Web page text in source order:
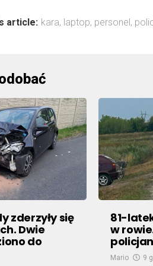
article: kara, laptop, personel,
zderzyły się
Dwie
do
81-
w
Mario 9